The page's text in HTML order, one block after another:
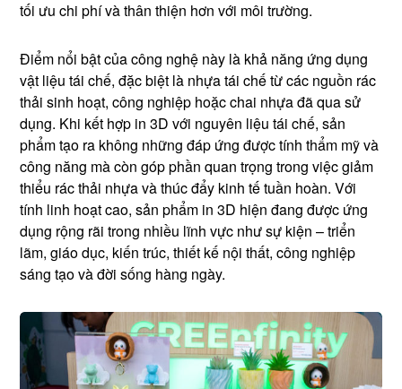
tối ưu chi phí và thân thiện hơn với môi trường.
Điểm nổi bật của công nghệ này là khả năng ứng dụng
vật liệu tái chế, đặc biệt là nhựa tái chế từ các nguồn rác
thải sinh hoạt, công nghiệp hoặc chai nhựa đã qua sử
dụng. Khi kết hợp in 3D với nguyên liệu tái chế, sản
phẩm tạo ra không những đáp ứng được tính thẩm mỹ và
công năng mà còn góp phần quan trọng trong việc giảm
thiểu rác thải nhựa và thúc đẩy kinh tế tuần hoàn. Với
tính linh hoạt cao, sản phẩm in 3D hiện đang được ứng
dụng rộng rãi trong nhiều lĩnh vực như sự kiện – triển
lãm, giáo dục, kiến trúc, thiết kế nội thất, công nghiệp
sáng tạo và đời sống hàng ngày.